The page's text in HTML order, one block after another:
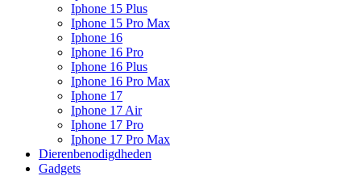
Iphone 15 Plus
Iphone 15 Pro Max
Iphone 16
Iphone 16 Pro
Iphone 16 Plus
Iphone 16 Pro Max
Iphone 17
Iphone 17 Air
Iphone 17 Pro
Iphone 17 Pro Max
Dierenbenodigdheden
Gadgets